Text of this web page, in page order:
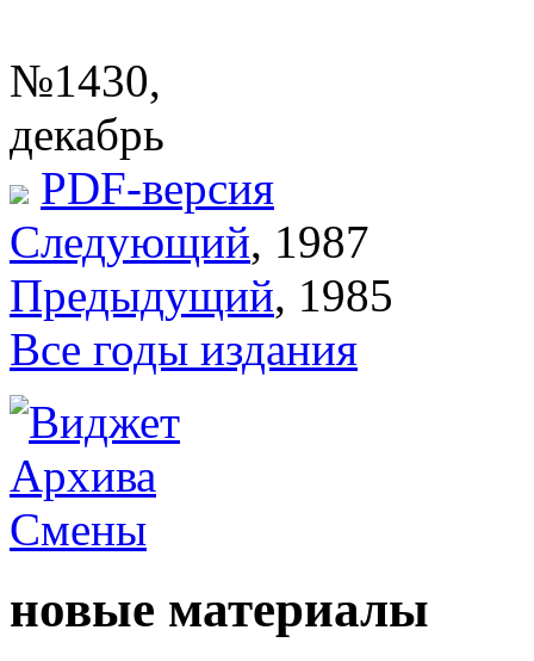
№1430,
декабрь
PDF-версия
Следующий, 1987
Предыдущий, 1985
Все годы издания
новые материалы